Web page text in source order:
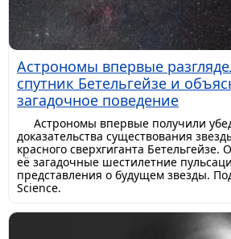
Астрономы впервые
спутник Бетельгейзе и
загадочное поведение
Астрономы впервые получили
доказательства существования
красного сверхгиганта Бетельгейзе.
её загадочные шестилетние
представления о будущем звезды.
Science.